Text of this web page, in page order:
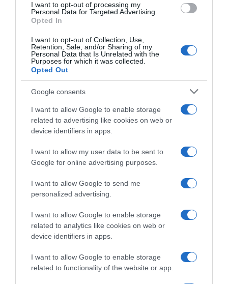
I want to opt-out of processing my
Personal Data for Targeted Advertising.
Opted In
I want to opt-out of Collection, Use,
Retention, Sale, and/or Sharing of my
Personal Data that Is Unrelated with the
Purposes for which it was collected.
Opted Out
Google consents
I want to allow Google to enable storage
related to advertising like cookies on web or
device identifiers in apps.
I want to allow my user data to be sent to
Google for online advertising purposes.
I want to allow Google to send me
personalized advertising.
I want to allow Google to enable storage
related to analytics like cookies on web or
device identifiers in apps.
I want to allow Google to enable storage
related to functionality of the website or app.
Se souvenir de moi
Se connecter
Vous n'avez pas de compte ?